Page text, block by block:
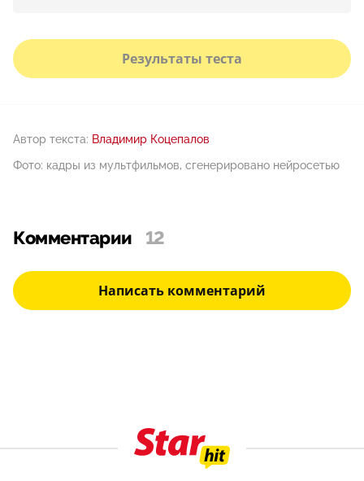
Результаты теста
Автор текста: Владимир Коцепалов
Фото: кадры из мультфильмов, сгенерировано нейросетью
Комментарии 12
Написать комментарий